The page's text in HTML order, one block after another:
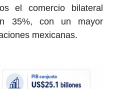
el comercio bilateral
35%, con un mayor
mexicanas.